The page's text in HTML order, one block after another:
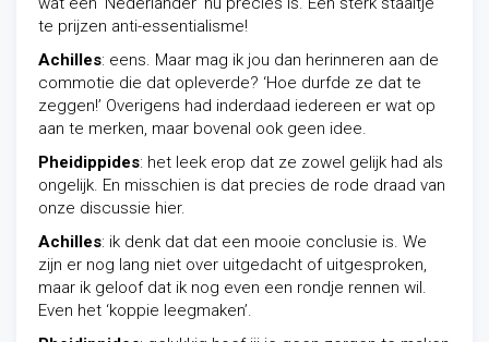
te prijzen anti-essentialisme!
Achilles: eens. Maar mag ik jou dan herinneren aan de
commotie die dat opleverde? ‘Hoe durfde ze dat te
zeggen!’ Overigens had inderdaad iedereen er wat op
aan te merken, maar bovenal ook geen idee.
Pheidippides: het leek erop dat ze zowel gelijk had als
ongelijk. En misschien is dat precies de rode draad van
onze discussie hier.
Achilles: ik denk dat dat een mooie conclusie is. We
zijn er nog lang niet over uitgedacht of uitgesproken,
maar ik geloof dat ik nog even een rondje rennen wil.
Even het ‘koppie leegmaken’.